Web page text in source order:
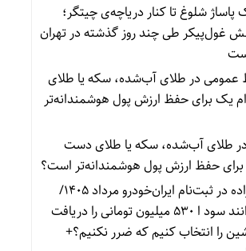
پاساژ شلوغ تا کنار دریاچه‌ی چیتگر؛
غول‌پیکر طی چند روز گذشته در تهران
عمومیدر طلای آب‌شده، سکه یا طلای
یک برای حفظ ارزش پول هوشمندانه‌تر
طلای آب‌شده، سکه یا طلای دست
حفظ ارزش پول هوشمندانه‌تر است؟
در
ثبت‌نام ایران‌خودرو مرداد ۱۴۰۵/
این افراد می‌توانند سود ا ۵۳۰ میلیون تومانی را دریافت
را انتخاب کنیم که ضرر نکنیم؟+